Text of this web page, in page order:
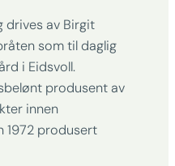
drives av Birgit
som til daglig
i Eidsvoll.
produsent av
innen
1972 produsert